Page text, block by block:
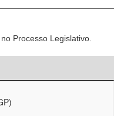
Processo Legislativo.